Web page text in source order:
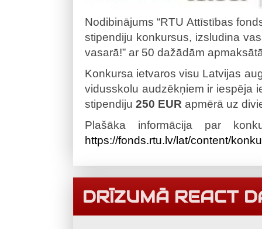
Nodibinājums “RTU Attīstības
stipendiju konkursus, izsludina
vasarā!” ar 50 dažādām
Konkursa ietvaros visu Latvijas
vidusskolu audzēkņiem ir iespēja
stipendiju 250 EUR apmērā uz
Plašāka informācija par
https://fonds.rtu.lv/lat/content/
DRĪZUMĀ REACT